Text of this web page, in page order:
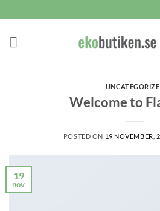
to
content
Welcome to
POSTED ON 19 NOVEMBER,
19
nov